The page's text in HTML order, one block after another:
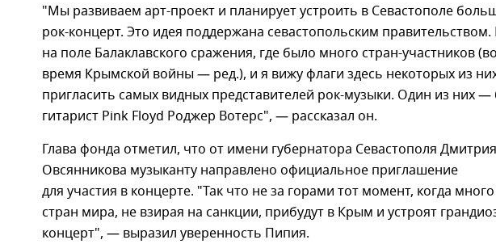
"Мы развиваем арт-проект и планирует устроить в Севастополе
рок-концерт. Это идея поддержана севастопольским
на поле Балаклавского сражения, где было много стран-участников
время Крымской войны — ред.), и я вижу флаги здесь некоторых из
пригласить самых видных представителей рок-музыки. Один из них —
гитарист Pink Floyd Роджер Вотерс", — рассказал он.
Глава фонда отметил, что от имени губернатора Севастополя Дмитрия
Овсянникова музыканту направлено официальное приглашение
для участия в концерте. "Так что не за горами тот момент, когда много
стран мира, не взирая на санкции, прибудут в Крым и устроят
концерт", — выразил уверенность Пипия.